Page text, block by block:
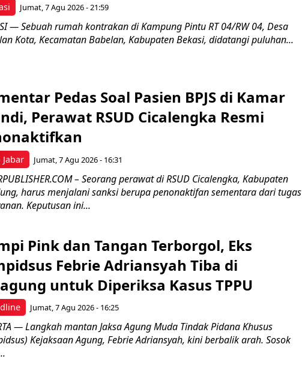
Jumat, 7 Agu 2026 - 21:59
— Sebuah rumah kontrakan di Kampung Pintu RT 04/RW 04, Desa
Kota, Kecamatan Babelan, Kabupaten Bekasi, didatangi puluhan...
Pedas Soal Pasien BPJS di Kamar
Perawat RSUD Cicalengka Resmi
Jumat, 7 Agu 2026 - 16:31
– Seorang perawat di RSUD Cicalengka, Kabupaten
harus menjalani sanksi berupa penonaktifan sementara dari tugas
Keputusan ini...
Pink dan Tangan Terborgol, Eks
Febrie Adriansyah Tiba di
untuk Diperiksa Kasus TPPU
Jumat, 7 Agu 2026 - 16:25
— Langkah mantan Jaksa Agung Muda Tindak Pidana Khusus
Kejaksaan Agung, Febrie Adriansyah, kini berbalik arah. Sosok